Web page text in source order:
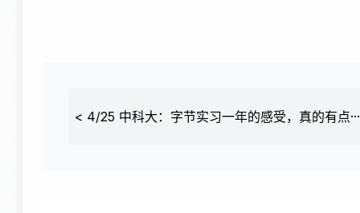
< 4/25 中科大：字节实习一年的感受，真的有点···